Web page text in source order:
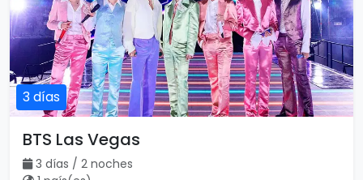
3 días
BTS Las Vegas
3 días / 2 noches